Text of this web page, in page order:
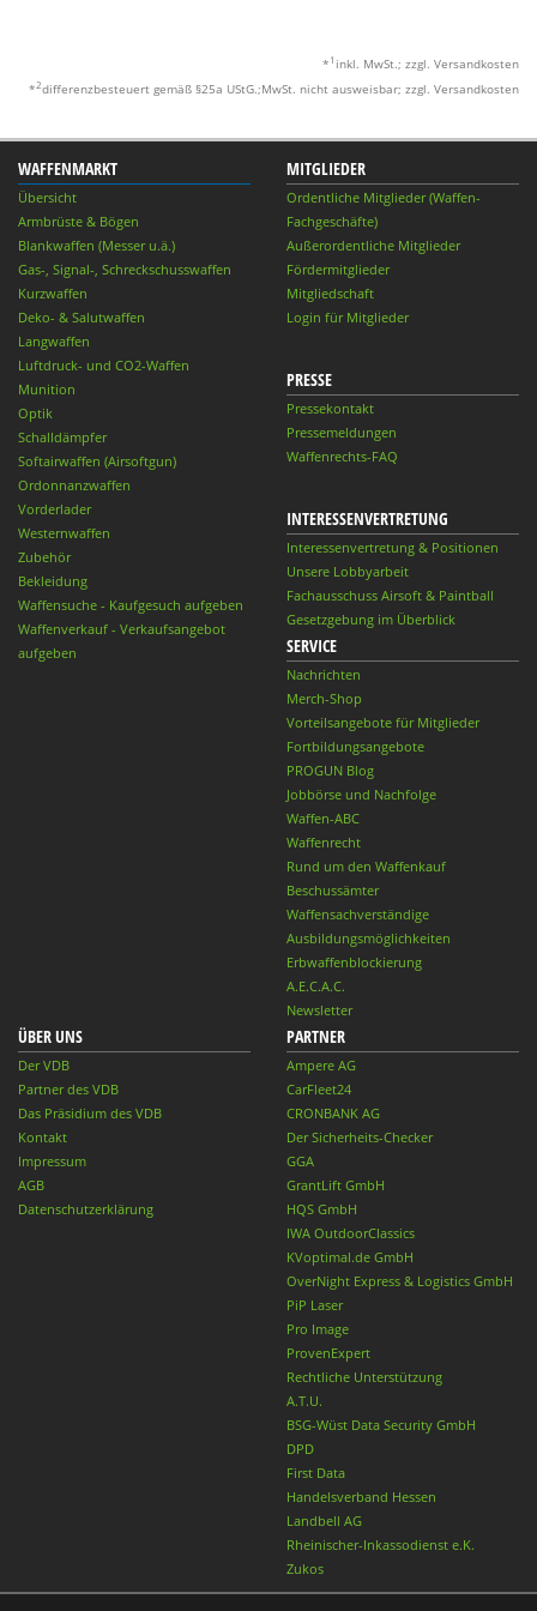
* 1 inkl. MwSt.; zzgl. Versandkosten
*2differenzbesteuert gemäß §25a UStG.;MwSt. nicht ausweisbar; zzgl. Versandkosten
WAFFENMARKT
Übersicht
Armbrüste & Bögen
Blankwaffen (Messer u.ä.)
Gas-, Signal-, Schreckschusswaffen
Kurzwaffen
Deko- & Salutwaffen
Langwaffen
Luftdruck- und CO2-Waffen
Munition
Optik
Schalldämpfer
Softairwaffen (Airsoftgun)
Ordonnanzwaffen
Vorderlader
Westernwaffen
Zubehör
Bekleidung
Waffensuche - Kaufgesuch aufgeben
Waffenverkauf - Verkaufsangebot
aufgeben
MITGLIEDER
Ordentliche Mitglieder (Waffen-
Fachgeschäfte)
Außerordentliche Mitglieder
Fördermitglieder
Mitgliedschaft
Login für Mitglieder
PRESSE
Pressekontakt
Pressemeldungen
Waffenrechts-FAQ
INTERESSENVERTRETUNG
Interessenvertretung & Positionen
Unsere Lobbyarbeit
Fachausschuss Airsoft & Paintball
Gesetzgebung im Überblick
SERVICE
Nachrichten
Merch-Shop
Vorteilsangebote für Mitglieder
Fortbildungsangebote
PROGUN Blog
Jobbörse und Nachfolge
Waffen-ABC
Waffenrecht
Rund um den Waffenkauf
Beschussämter
Waffensachverständige
Ausbildungsmöglichkeiten
Erbwaffenblockierung
A.E.C.A.C.
Newsletter
ÜBER UNS
Der VDB
Partner des VDB
Das Präsidium des VDB
Kontakt
Impressum
AGB
Datenschutzerklärung
PARTNER
Ampere AG
CarFleet24
CRONBANK AG
Der Sicherheits-Checker
GGA
GrantLift GmbH
HQS GmbH
IWA OutdoorClassics
KVoptimal.de GmbH
OverNight Express & Logistics GmbH
PiP Laser
Pro Image
ProvenExpert
Rechtliche Unterstützung
A.T.U.
BSG-Wüst Data Security GmbH
DPD
First Data
Handelsverband Hessen
Landbell AG
Rheinischer-Inkassodienst e.K.
Zukos